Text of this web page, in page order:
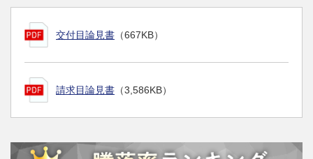
交付目論見書 （667KB）
請求目論見書 （3,586KB）